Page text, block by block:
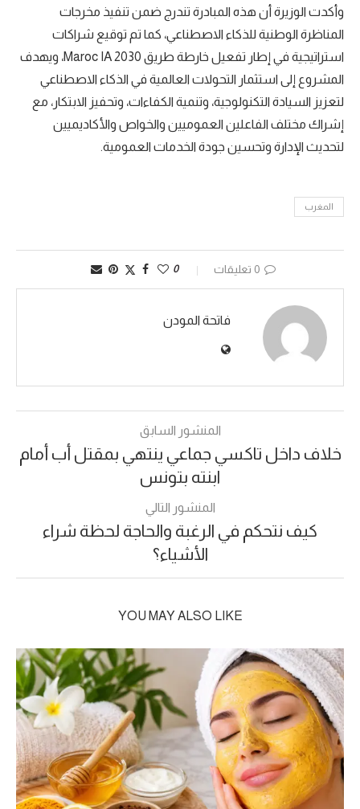
وأكدت الوزيرة أن هذه المبادرة تندرج ضمن تنفيذ مخرجات
المناظرة الوطنية للذكاء الاصطناعي، كما تم توقيع شراكات
استراتيجية في إطار تفعيل خارطة طريق Maroc IA 2030، ويهدف
المشروع إلى استثمار التحولات العالمية في الذكاء الاصطناعي
لتعزيز السيادة التكنولوجية، وتنمية الكفاءات، وتحفيز الابتكار، مع
إشراك مختلف الفاعلين العموميين والخواص والأكاديميين
لتحديث الإدارة وتحسين جودة الخدمات العمومية.
المغرب
0 تعليقات 0
فاتحة المودن
المنشور السابق
خلاف داخل تاكسي جماعي ينتهي بمقتل أب أمام
ابنته بتونس
المنشور التالي
كيف نتحكم في الرغبة والحاجة لحظة شراء
الأشياء؟
YOU MAY ALSO LIKE